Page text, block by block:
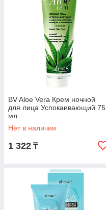
BV Aloe Vera Крем ночной
для лица Успокаивающий 75
мл
Нет в наличии
1 322 ₸